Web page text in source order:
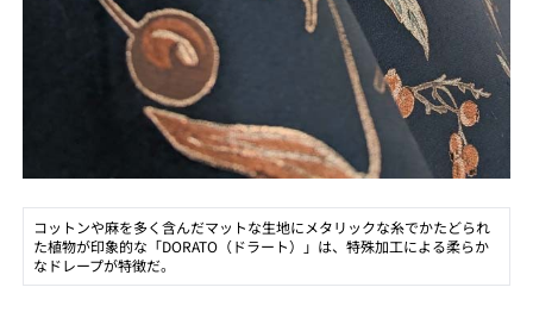
コットンや麻を多く含んだマットな生地にメタリックな糸でかたどられ
た植物が印象的な「DORATO（ドラート）」は、特殊加工による柔らか
なドレープが特徴だ。